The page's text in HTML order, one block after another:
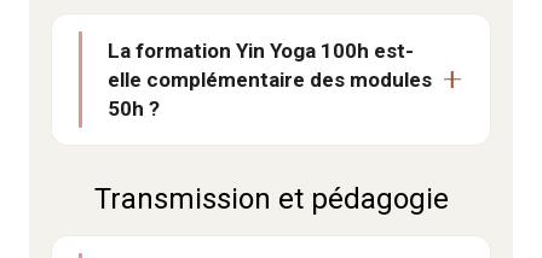
La formation Yin Yoga 100h est-
elle complémentaire des modules
50h ?
Transmission et pédagogie